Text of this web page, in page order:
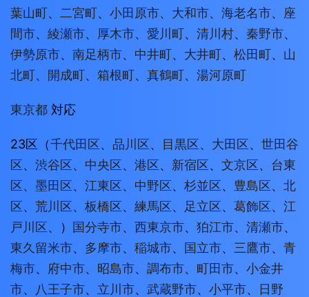
葉山町、 二宮町、 小田原市、 大和市、 海老名市、 座
間市、 綾瀬市、 厚木市、 愛川町、 清川村、 秦野市、
伊勢原市、 南足柄市、 中井町、 大井町、 松田町、 山
北町、 開成町、 箱根町、 真鶴町、 湯河原町
東京都 対応
23区（千代田区、 品川区、 目黒区、 大田区、 世田谷
区、 渋谷区、 中央区、 港区、 新宿区、 文京区、 台東
区、 墨田区、 江東区、 中野区、 杉並区、 豊島区、 北
区、 荒川区、 板橋区、 練馬区、 足立区、 葛飾区、 江
戸川区、） 国分寺市、 西東京市、 狛江市、 清瀬市、
東久留米市、 多摩市、 稲城市、 国立市、 三鷹市、 青
梅市、 府中市、 昭島市、 調布市、 町田市、 小金井
市、 八王子市、 立川市、 武蔵野市、 小平市、 日野